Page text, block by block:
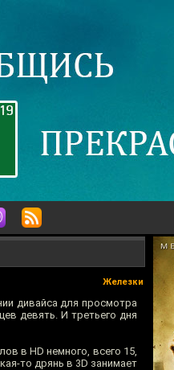
Железки
дивайса для просмотра
девять. И третьего дня
в HD немного, всего 15,
то дрянь в 3D занимает